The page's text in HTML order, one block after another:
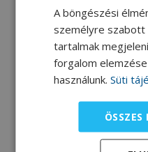
receptje a
A böngészési
személyre
tartalmak
forgalom
használunk. Süti
ÖSSZES